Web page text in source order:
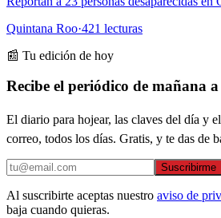
Quintana Roo·421 lecturas
📰 Tu edición de hoy
Recibe el periódico de mañana
El diario para hojear, las claves del día y
correo, todos los días. Gratis, y te das de
Suscribirme
Al suscribirte aceptas nuestro aviso de
baja cuando quieras.